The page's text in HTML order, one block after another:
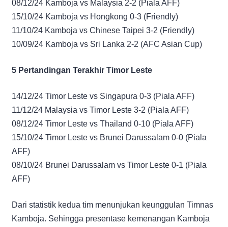
08/12/24 Kamboja vs Malaysia 2-2 (Piala AFF)
15/10/24 Kamboja vs Hongkong 0-3 (Friendly)
11/10/24 Kamboja vs Chinese Taipei 3-2 (Friendly)
10/09/24 Kamboja vs Sri Lanka 2-2 (AFC Asian Cup)
5 Pertandingan Terakhir Timor Leste
14/12/24 Timor Leste vs Singapura 0-3 (Piala AFF)
11/12/24 Malaysia vs Timor Leste 3-2 (Piala AFF)
08/12/24 Timor Leste vs Thailand 0-10 (Piala AFF)
15/10/24 Timor Leste vs Brunei Darussalam 0-0 (Piala
AFF)
08/10/24 Brunei Darussalam vs Timor Leste 0-1 (Piala
AFF)
Dari statistik kedua tim menunjukan keunggulan Timnas
Kamboja. Sehingga presentase kemenangan Kamboja